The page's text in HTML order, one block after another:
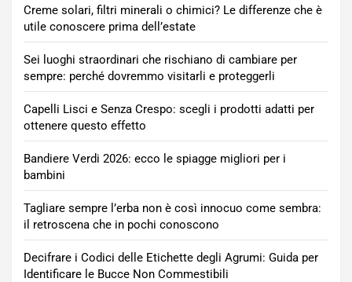
Creme solari, filtri minerali o chimici? Le differenze che è
utile conoscere prima dell’estate
Sei luoghi straordinari che rischiano di cambiare per
sempre: perché dovremmo visitarli e proteggerli
Capelli Lisci e Senza Crespo: scegli i prodotti adatti per
ottenere questo effetto
Bandiere Verdi 2026: ecco le spiagge migliori per i
bambini
Tagliare sempre l’erba non è così innocuo come sembra:
il retroscena che in pochi conoscono
Decifrare i Codici delle Etichette degli Agrumi: Guida per
Identificare le Bucce Non Commestibili